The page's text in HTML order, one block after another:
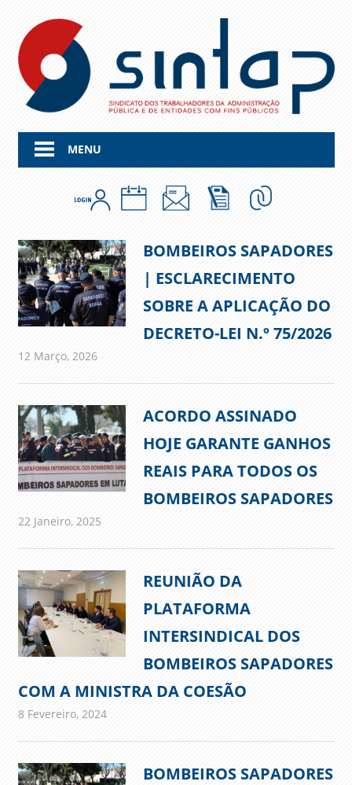
content
MENU
BOMBEIROS SAPADORES
| ESCLARECIMENTO
SOBRE A APLICAÇÃO DO
DECRETO-LEI N.º 75/2026
12 Março, 2026admin
Comunicados
ACORDO ASSINADO
HOJE GARANTE GANHOS
REAIS PARA TODOS OS
BOMBEIROS SAPADORES
22 Janeiro, 2025
REUNIÃO DA
PLATAFORMA
INTERSINDICAL DOS
BOMBEIROS SAPADORES
COM A MINISTRA DA COESÃO
8 Fevereiro, 2024admin
Comunicados
BOMBEIROS SAPADORES